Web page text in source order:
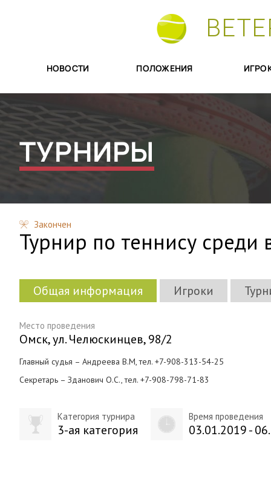
НОВОСТИ ПОЛОЖЕНИЯ
ТУРНИРЫ
Закончен
Турнир по теннису среди
Общая информация Игроки
Место проведения
Омск, ул. Челюскинцев, 98/2
Главный судья – Андреева В.М, тел. +7-908-313-54-25
Секретарь – Зданович О.С., тел. +7-908-798-71-83
Категория турнира
3-ая категория
Время проведения
03.01.2019 -